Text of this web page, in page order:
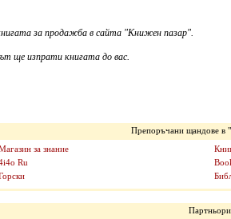
за продажба в сайта "Книжен пазар".
ще изпрати книгата до вас.
Препоръчани щандове в
за знание
Ru
Партньори